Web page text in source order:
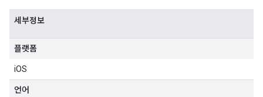
세부정보
플랫폼
iOS
언어